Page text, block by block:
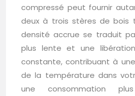
compressé peut fournir
deux à trois stères de bois
densité accrue se traduit
plus lente et une
constante, contribuant à
de la température dans
une consommation